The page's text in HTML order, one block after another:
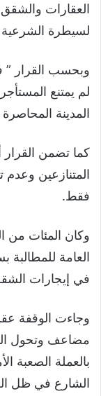
العقارات
لسيطرة
وبحسب القرار ”
لم يمتنع
المدينة
كما تضمن
المتنازعين وعدم
فقط.
وكان المئات من
العامة للمطالبة
في إيجارات
وجاءت الوقفة
مضاعف وتحول
بالعملة الصعبة
الشارع في ظل